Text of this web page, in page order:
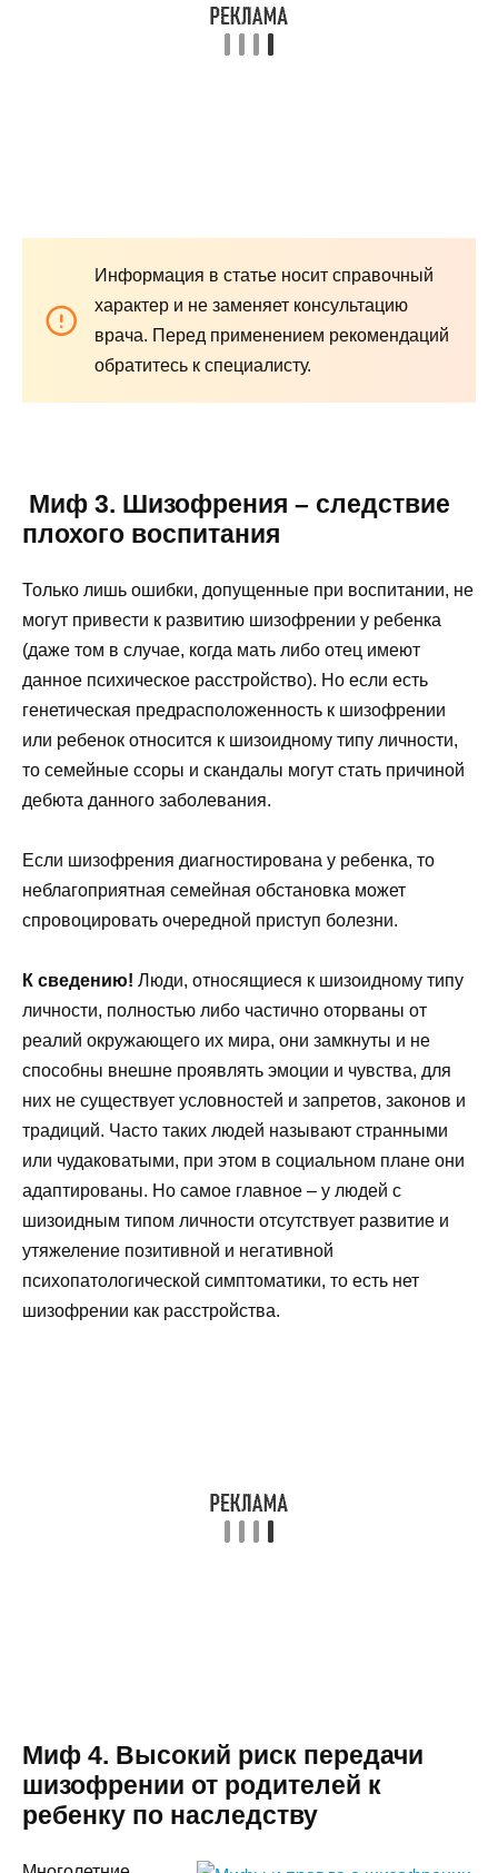
Информация в статье носит справочный
характер и не заменяет консультацию
врача. Перед применением рекомендаций
обратитесь к специалисту.
Миф 3. Шизофрения – следствие
плохого воспитания
Только лишь ошибки, допущенные при воспитании, не
могут привести к развитию шизофрении у ребенка
(даже том в случае, когда мать либо отец имеют
данное психическое расстройство). Но если есть
генетическая предрасположенность к шизофрении
или ребенок относится к шизоидному типу личности,
то семейные ссоры и скандалы могут стать причиной
дебюта данного заболевания.
Если шизофрения диагностирована у ребенка, то
неблагоприятная семейная обстановка может
спровоцировать очередной приступ болезни.
К сведению! Люди, относящиеся к шизоидному типу
личности, полностью либо частично оторваны от
реалий окружающего их мира, они замкнуты и не
способны внешне проявлять эмоции и чувства, для
них не существует условностей и запретов, законов и
традиций. Часто таких людей называют странными
или чудаковатыми, при этом в социальном плане они
адаптированы. Но самое главное – у людей с
шизоидным типом личности отсутствует развитие и
утяжеление позитивной и негативной
психопатологической симптоматики, то есть нет
шизофрении как расстройства.
Миф 4. Высокий риск передачи
шизофрении от родителей к
ребенку по наследству